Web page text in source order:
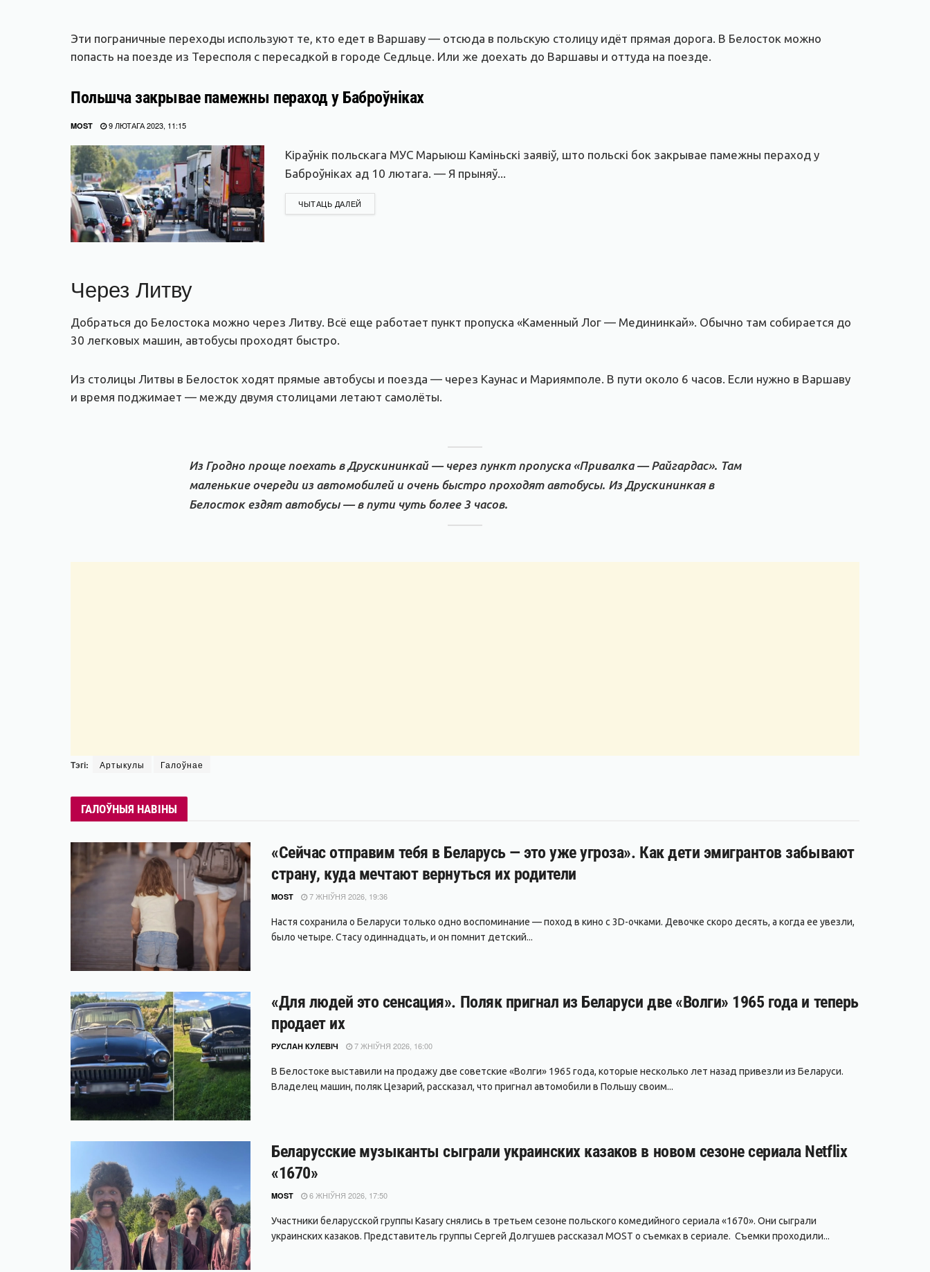
Эти пограничные переходы используют те, кто едет в Варшаву — отсюда в польскую столицу идёт прямая дорога. В Белосток можно
попасть на поезде из Тересполя с пересадкой в городе Седльце. Или же доехать до Варшавы и оттуда на поезде.
Польшча закрывае памежны пераход у Баброўніках
MOST 9 ЛЮТАГА 2023, 11:15
Кіраўнік польскага МУС Марыюш Каміньскі заявіў, што польскі бок закрывае памежны пераход у
Баброўніках ад 10 лютага. — Я прыняў...
ЧЫТАЦЬ ДАЛЕЙ
Через Литву
Добраться до Белостока можно через Литву. Всё еще работает пункт пропуска «Каменный Лог — Медининкай». Обычно там собирается до
30 легковых машин, автобусы проходят быстро.
Из столицы Литвы в Белосток ходят прямые автобусы и поезда — через Каунас и Мариямполе. В пути около 6 часов. Если нужно в Варшаву
и время поджимает — между двумя столицами летают самолёты.
Из Гродно проще поехать в Друскининкай — через пункт пропуска «Привалка — Райгардас». Там
маленькие очереди из автомобилей и очень быстро проходят автобусы. Из Друскининкая в
Белосток ездят автобусы — в пути чуть более 3 часов.
Тэгі: Артыкулы Галоўнае
ГАЛОЎНЫЯ НАВІНЫ
«Сейчас отправим тебя в Беларусь — это уже угроза». Как дети эмигрантов забывают
страну, куда мечтают вернуться их родители
MOST 7 ЖНІЎНЯ 2026, 19:36
Настя сохранила о Беларуси только одно воспоминание — поход в кино с 3D-очками. Девочке скоро десять, а когда ее увезли,
было четыре. Стасу одиннадцать, и он помнит детский...
«Для людей это сенсация». Поляк пригнал из Беларуси две «Волги» 1965 года и теперь
продает их
РУСЛАН КУЛЕВІЧ 7 ЖНІЎНЯ 2026, 16:00
В Белостоке выставили на продажу две советские «Волги» 1965 года, которые несколько лет назад привезли из Беларуси.
Владелец машин, поляк Цезарий, рассказал, что пригнал автомобили в Польшу своим...
Беларусские музыканты сыграли украинских казаков в новом сезоне сериала Netflix
«1670»
MOST 6 ЖНІЎНЯ 2026, 17:50
Участники беларусской группы Kasary снялись в третьем сезоне польского комедийного сериала «1670». Они сыграли
украинских казаков. Представитель группы Сергей Долгушев рассказал MOST о съемках в сериале. Съемки проходили...